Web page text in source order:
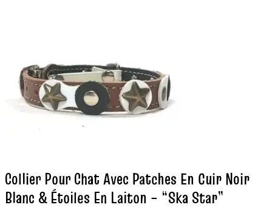
Collier Pour Chat Avec Patches En Cuir Noir
Blanc & Étoiles En Laiton – “Ska Star”